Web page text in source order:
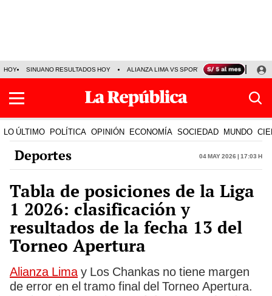
HOY SINUANO RESULTADOS HOY ALIANZA LIMA VS SPORT BOYS JORGE
LO ÚLTIMO POLÍTICA OPINIÓN ECONOMÍA SOCIEDAD MUNDO
Deportes 04 May 2026 | 17:03 h
Tabla de posiciones de la Liga
1 2026: clasificación y
resultados de la fecha 13 del
Torneo Apertura
Alianza Limay Los Chankas no tiene margen
de error en el tramo final del Torneo Apertura.